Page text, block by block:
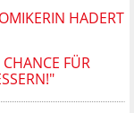
HADERT
FÜR